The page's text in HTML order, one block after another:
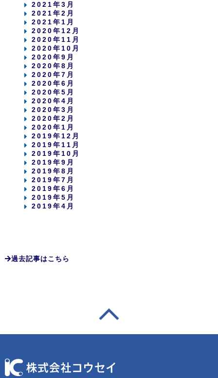
2021年3月
2021年2月
2021年1月
2020年12月
2020年11月
2020年10月
2020年9月
2020年8月
2020年7月
2020年6月
2020年5月
2020年4月
2020年3月
2020年2月
2020年1月
2019年12月
2019年11月
2019年10月
2019年9月
2019年8月
2019年7月
2019年6月
2019年5月
2019年4月
過去記事はこちら